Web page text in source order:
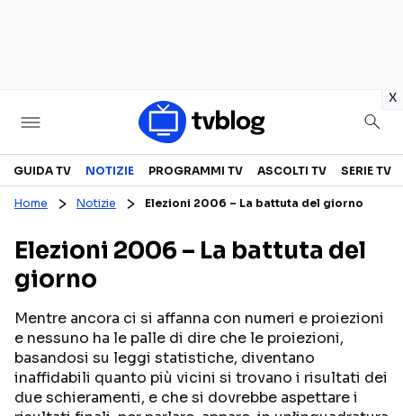
x
Televisione
CANALI TV
PROGRAMMI TV
PERSONAGGI TV
SERIE TV
FICTION
Streaming
GUIDA TV NOTIZIE PROGRAMMI TV ASCOLTI TV SERIE TV
Home Notizie Elezioni 2006 – La battuta del giorno
Elezioni 2006 – La battuta del
giorno
Mentre ancora ci si affanna con numeri e proiezioni
e nessuno ha le palle di dire che le proiezioni,
basandosi su leggi statistiche, diventano
inaffidabili quanto più vicini si trovano i risultati dei
due schieramenti, e che si dovrebbe aspettare i